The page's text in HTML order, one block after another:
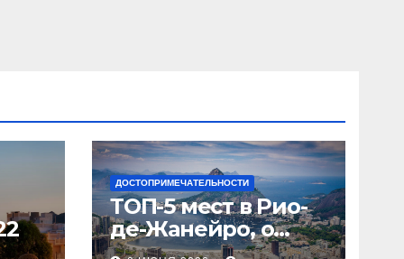
ДОСТОПРИМЕЧАТЕЛЬНОСТИ
ТОП-5 мест в Рио-
де-Жанейро, о
которых вы не